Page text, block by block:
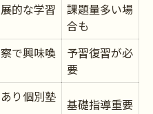
的な学習
課題量多い場
合も
で興味喚
予習復習が必
要
り個別塾
基礎指導重要